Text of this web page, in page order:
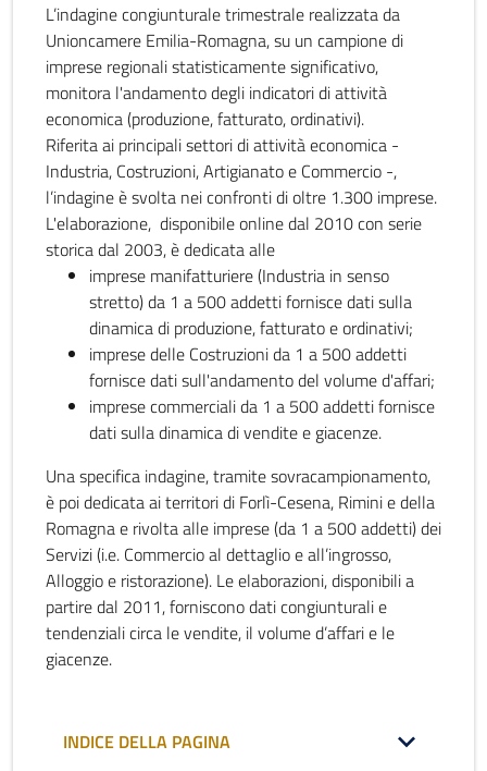
L’indagine congiunturale trimestrale realizzata da
Unioncamere Emilia-Romagna, su un campione di
imprese regionali statisticamente significativo,
monitora l'andamento degli indicatori di attività
economica (produzione, fatturato, ordinativi).
Riferita ai principali settori di attività economica -
Industria, Costruzioni, Artigianato e Commercio -,
l’indagine è svolta nei confronti di oltre 1.300 imprese.
L'elaborazione, disponibile online dal 2010 con serie
storica dal 2003, è dedicata alle
imprese manifatturiere (Industria in senso
stretto) da 1 a 500 addetti fornisce dati sulla
dinamica di produzione, fatturato e ordinativi;
imprese delle Costruzioni da 1 a 500 addetti
fornisce dati sull'andamento del volume d'affari;
imprese commerciali da 1 a 500 addetti fornisce
dati sulla dinamica di vendite e giacenze.
Una specifica indagine, tramite sovracampionamento,
è poi dedicata ai territori di Forlì-Cesena, Rimini e della
Romagna e rivolta alle imprese (da 1 a 500 addetti) dei
Servizi (i.e. Commercio al dettaglio e all’ingrosso,
Alloggio e ristorazione). Le elaborazioni, disponibili a
partire dal 2011, forniscono dati congiunturali e
tendenziali circa le vendite, il volume d’affari e le
giacenze.
INDICE DELLA PAGINA